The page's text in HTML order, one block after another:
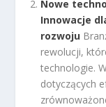
Nowe
Innowacje
rozwoju
rewolucji,
technologie.
dotyczących